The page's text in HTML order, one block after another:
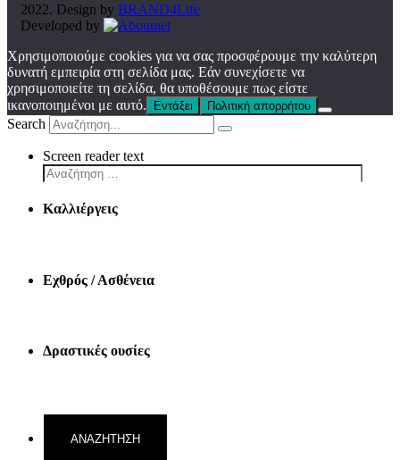
2022. Design by BRAND4Life
Developed by
Χρησιμοποιούμε cookies για να σας προσφέρουμε την καλύτερη
δυνατή εμπειρία στη σελίδα μας. Εάν συνεχίσετε να
χρησιμοποιείτε τη σελίδα, θα υποθέσουμε πως είστε
ικανοποιημένοι με αυτό.
Εντάξει Πολιτική απορρήτου
Search
Screen reader text
Καλλιέργεις
Εχθρός / Ασθένεια
Δραστικές ουσίες